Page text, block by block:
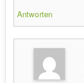
Antworten